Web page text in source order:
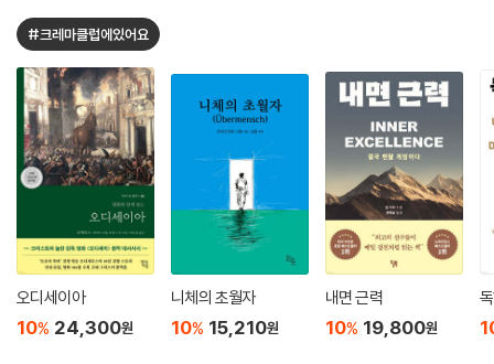
#크레마클럽에있어요
오디세이아
10% 24,300원
니체의 초월자
10% 15,210원
내면 근력
10% 19,800원